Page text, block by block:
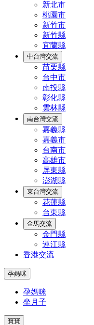
新北市
桃園市
新竹市
新竹縣
宜蘭縣
中台灣交流
苗栗縣
台中市
南投縣
彰化縣
雲林縣
南台灣交流
嘉義縣
嘉義市
台南市
高雄市
屏東縣
澎湖縣
東台灣交流
花蓮縣
台東縣
金馬交流
金門縣
連江縣
香港交流
孕媽咪
孕媽咪
坐月子
寶寶